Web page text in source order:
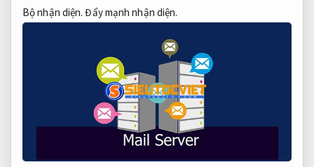
Bộ nhận diện. Đẩy mạnh nhận diện.